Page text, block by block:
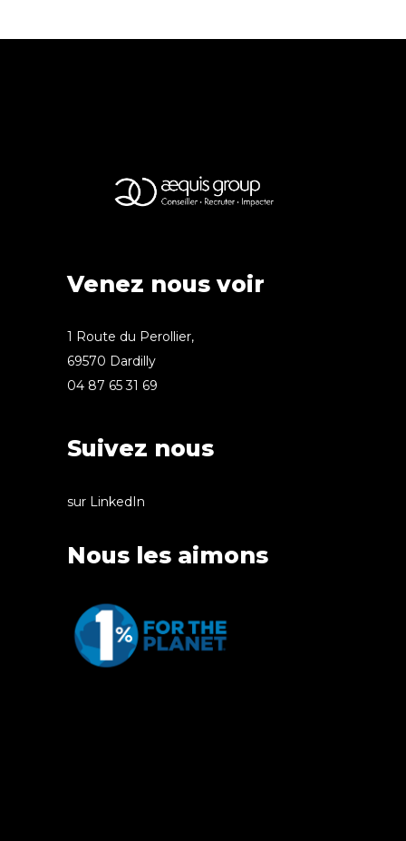
Venez nous voir
1 Route du Perollier,
69570 Dardilly
04 87 65 31 69
Suivez nous
sur LinkedIn
Nous les aimons